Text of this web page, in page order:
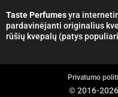
Taste Perfumesyra
pardavinėjanti originalius
rūšių kvepalų (patys
Privatumo
© 2016-